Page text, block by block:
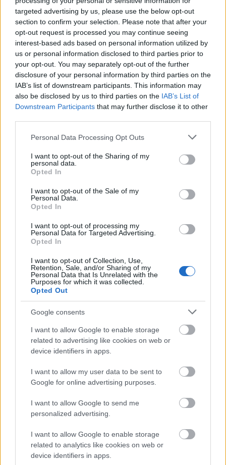
targeted advertising by us, please use the below opt-out
section to confirm your selection. Please note that after your
opt-out request is processed you may continue seeing
interest-based ads based on personal information utilized by
us or personal information disclosed to third parties prior to
your opt-out. You may separately opt-out of the further
disclosure of your personal information by third parties on the
IAB’s list of downstream participants. This information may
also be disclosed by us to third parties on the IAB’s List of
Downstream Participants that may further disclose it to other
Please note that this website/app uses one or more Google
not limited to your visit or usage behaviour. You may click to
grant or deny consent to Google and its third-party tags to
use your data for below specified purposes in below Google
consent section.
Personal Data Processing Opt Outs
I want to opt-out of the Sharing of my
personal data.
Opted In
I want to opt-out of the Sale of my
Personal Data.
Opted In
I want to opt-out of processing my
Personal Data for Targeted Advertising.
Opted In
I want to opt-out of Collection, Use,
Retention, Sale, and/or Sharing of my
Personal Data that Is Unrelated with the
Purposes for which it was collected.
Opted Out
Google consents
I want to allow Google to enable storage
related to advertising like cookies on web or
device identifiers in apps.
I want to allow my user data to be sent to
Google for online advertising purposes.
I want to allow Google to send me
personalized advertising.
I want to allow Google to enable storage
related to analytics like cookies on web or
device identifiers in apps.
visszaemlékezés, visszazökkenés) végpontját jelentő
születésnapi fogadás szürreális szcénája.
Maren Ade harmadik nagyjátékfilmje, amely méltán
aratott osztatlan sikert az idei cannes-i szemlén,
egészen figyelemreméltóan szubtilis és
részletgazdag, emellett pedig szájbarágás nélkül ad
helyzetjelentést az egyéni és a családi problémákat
elmélyítő nagystruktúráról. Ennek a
nagystruktúrának, amit kapitalizmusnak neveznek,
pénzügyi szempontból vannak nyertesei és vannak
vesztesei. Emberi szempontból azonban csak
vesztesei vannak: előbbi oldalról aToni Erdmann
Demolition, míg utóbbi oldalról aMennyit ér az
ember?és azÉn, Daniel Blake
legnagyobb precizitással. Az előbbi tételek szerint
kivételes esetekben van remény, az utóbbi oldal
azonban a teljes kilátástalanságról nyújt szívszorító
látleletet. A folyamatos gazdasági növekedésre
alapozó nagystruktúra emberi költségei között
találjuk tehát a realitásérzéküket elvesztett, üres
héjakat (az ún. „elit” szűk körét), és a nincstelen,
emberi méltóságukban megalázott tömegeket.
Vajon mi történne, ha a Toni Erdmann
motivált,
roppant céltudatos és szorgalmas nemzetközi
pedálozás helyett az életet gazdagító erők
szolgálatába szegődne? A képlet igen egyszerű, és
nem Herr Erdmann volt az első, aki demonstrálta a